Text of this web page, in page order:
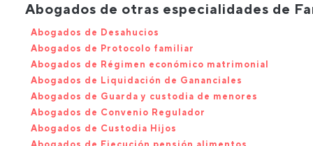
Abogados de otras especialidades de
Abogados de Desahucios
Abogados de Protocolo familiar
Abogados de Régimen económico matrimonial
Abogados de Liquidación de Gananciales
Abogados de Guarda y custodia de menores
Abogados de Convenio Regulador
Abogados de Custodia Hijos